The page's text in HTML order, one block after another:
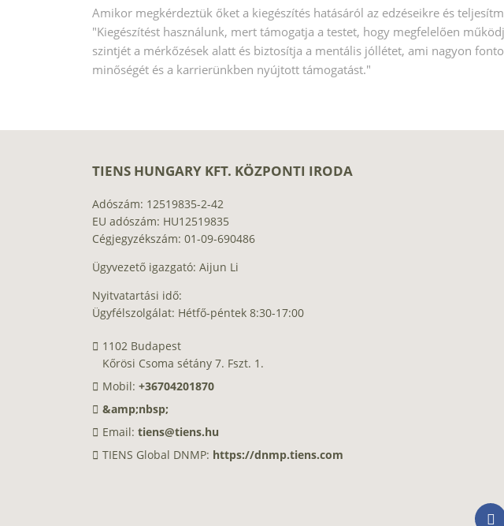
Amikor megkérdeztük őket a kiegészítés hatásáról az edzéseikre és
"Kiegészítést használunk, mert támogatja a testet, hogy megfelelően
szintjét a mérkőzések alatt és biztosítja a mentális jóllétet, ami nagyon
minőségét és a karrierünkben nyújtott támogatást."
TIENS HUNGARY KFT. KÖZPONTI IRODA
Adószám: 12519835-2-42
EU adószám: HU12519835
Cégjegyzékszám: 01-09-690486
Ügyvezető igazgató: Aijun Li
Nyitvatartási idő:
Ügyfélszolgálat: Hétfő-péntek 8:30-17:00
1102 Budapest
Kőrösi Csoma sétány 7. Fszt. 1.
Mobil: +36704201870
&amp;nbsp;
Email: tiens@tiens.hu
TIENS Global DNMP: https://dnmp.tiens.com